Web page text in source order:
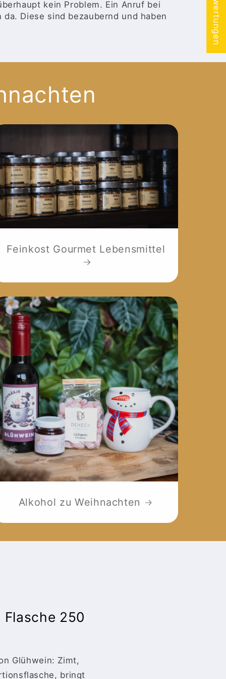
kein Problem. Ein Anruf bei
Diese sind bezaubernd und haben
Feinkost Gourmet Lebensmittel
Alkohol zu Weihnachten
Flasche 250
Glühwein: Zimt,
bringt